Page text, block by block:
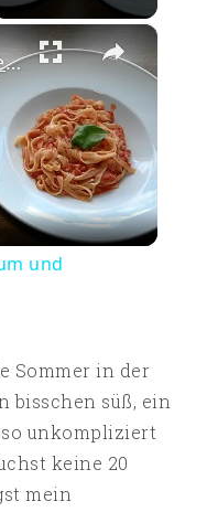
×
Pasta mit Tomaten, Basilikum und Parmigiano Reggiano
und
Sommer in der
bisschen süß, ein
unkompliziert
keine 20
mein